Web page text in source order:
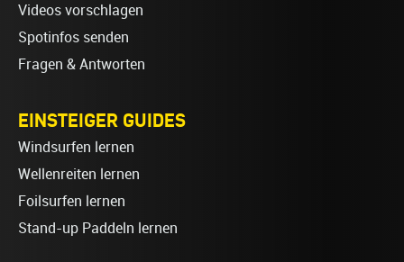
Videos vorschlagen
Spotinfos senden
Fragen & Antworten
EINSTEIGER GUIDES
Windsurfen lernen
Wellenreiten lernen
Foilsurfen lernen
Stand-up Paddeln lernen